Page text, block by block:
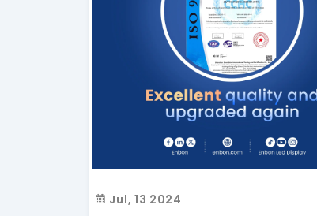
Jul, 13 2024